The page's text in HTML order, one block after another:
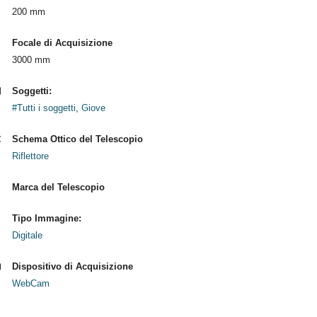
200 mm
Focale di Acquisizione
3000 mm
Soggetti:
#Tutti i soggetti, Giove
Schema Ottico del Telescopio
Riflettore
Marca del Telescopio
Tipo Immagine:
Digitale
Dispositivo di Acquisizione
WebCam